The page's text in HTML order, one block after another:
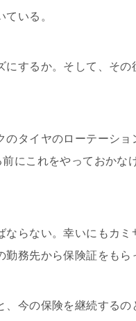
いる。
するか。そして、その
タイヤのローテーショ
にこれをやっておかな
らない。幸いにもカミ
務先から保険証をもら
今の保険を継続するの